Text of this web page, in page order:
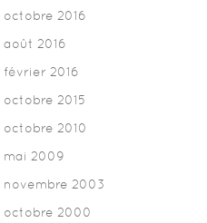
octobre 2016
août 2016
février 2016
octobre 2015
octobre 2010
mai 2009
novembre 2003
octobre 2000